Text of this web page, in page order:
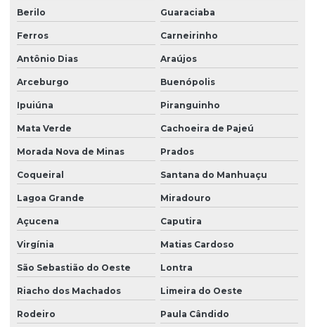
Berilo Guaraciaba
Ferros Carneirinho
Antônio Dias Araújos
Arceburgo Buenópolis
Ipuiúna Piranguinho
Mata Verde Cachoeira de Pajeú
Morada Nova de Minas Prados
Coqueiral Santana do Manhuaçu
Lagoa Grande Miradouro
Açucena Caputira
Virgínia Matias Cardoso
São Sebastião do Oeste Lontra
Riacho dos Machados Limeira do Oeste
Rodeiro Paula Cândido